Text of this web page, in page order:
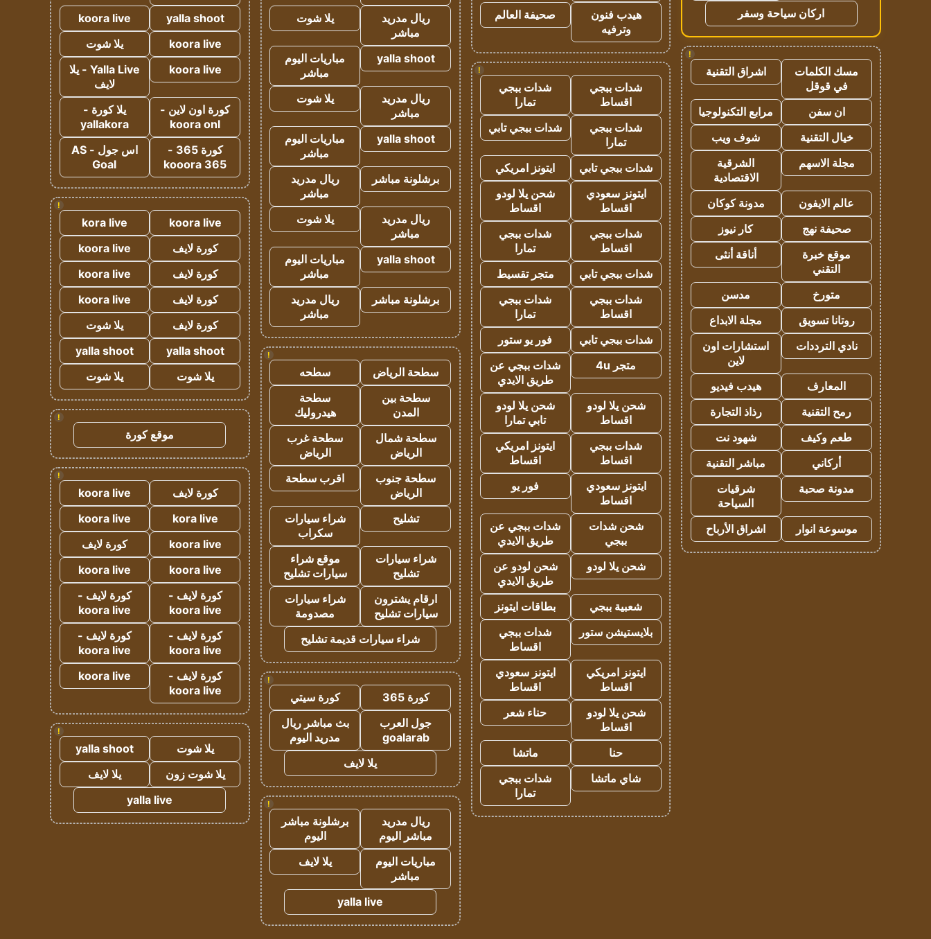
اركان سياحة وسفر
!
مسك الكلمات
في قوقل
اشراق التقنية
ان سفن
مرابع التكنولوجيا
خيال التقنية
شوف ويب
مجلة الاسهم
الشرقية
الاقتصادية
عالم الايفون
مدونة كوكان
صحيفة نهج
كار نيوز
موقع خبرة
التقني
أناقة أنثى
متورخ
مدسن
روتانا تسويق
مجلة الابداع
نادي الترددات
استشارات اون
لاين
المعارف
هيدب فيديو
رمح التقنية
رذاذ التجارة
طعم وكيف
شهود نت
أركاني
مباشر التقنية
مدونة صحبة
شرقيات
السياحة
موسوعة انوار
اشراق الأرباح
هيدب فنون
وترفيه
صحيفة العالم
!
شدات ببجي
اقساط
شدات ببجي
تمارا
شدات ببجي
تمارا
شدات ببجي تابي
شدات ببجي تابي
ايتونز امريكي
ايتونز سعودي
اقساط
شحن يلا لودو
اقساط
شدات ببجي
اقساط
شدات ببجي
تمارا
شدات ببجي تابي
متجر تقسيط
شدات ببجي
اقساط
شدات ببجي
تمارا
شدات ببجي تابي
فور يو ستور
متجر 4u
شدات ببجي عن
طريق الايدي
شحن يلا لودو
اقساط
شحن يلا لودو
تابي تمارا
شدات ببجي
اقساط
ايتونز امريكي
اقساط
ايتونز سعودي
اقساط
فور يو
شحن شدات
ببجي
شدات ببجي عن
طريق الايدي
شحن يلا لودو
شحن لودو عن
طريق الايدي
شعبية ببجي
بطاقات ايتونز
بلايستيشن ستور
شدات ببجي
اقساط
ايتونز امريكي
اقساط
ايتونز سعودي
اقساط
شحن يلا لودو
اقساط
حناء شعر
حنا
ماتشا
شاي ماتشا
شدات ببجي
تمارا
ريال مدريد
مباشر
يلا شوت
yalla shoot
مباريات اليوم
مباشر
ريال مدريد
مباشر
يلا شوت
yalla shoot
مباريات اليوم
مباشر
برشلونة مباشر
ريال مدريد
مباشر
ريال مدريد
مباشر
يلا شوت
yalla shoot
مباريات اليوم
مباشر
برشلونة مباشر
ريال مدريد
مباشر
!
سطحة الرياض
سطحه
سطحة بين
المدن
سطحة
هيدروليك
سطحة شمال
الرياض
سطحة غرب
الرياض
سطحة جنوب
الرياض
اقرب سطحة
تشليح
شراء سيارات
سكراب
شراء سيارات
تشليح
موقع شراء
سيارات تشليح
ارقام يشترون
سيارات تشليح
شراء سيارات
مصدومة
شراء سيارات قديمة تشليح
!
كورة 365
كورة سيتي
جول العرب
goalarab
بث مباشر ريال
مدريد اليوم
يلا لايف
!
ريال مدريد
مباشر اليوم
برشلونة مباشر
اليوم
مباريات اليوم
مباشر
يلا لايف
yalla live
yalla shoot
koora live
koora live
يلا شوت
koora live
Yalla Live - يلا
لايف
كورة اون لاين -
koora onl
يلا كورة -
yallakora
كورة 365 -
kooora 365
اس جول - AS
Goal
!
koora live
kora live
كورة لايف
koora live
كورة لايف
koora live
كورة لايف
koora live
كورة لايف
يلا شوت
yalla shoot
yalla shoot
يلا شوت
يلا شوت
!
موقع كورة
!
كورة لايف
koora live
kora live
koora live
koora live
كورة لايف
koora live
koora live
كورة لايف -
koora live
كورة لايف -
koora live
كورة لايف -
koora live
كورة لايف -
koora live
كورة لايف -
koora live
koora live
!
يلا شوت
yalla shoot
يلا شوت زون
يلا لايف
yalla live